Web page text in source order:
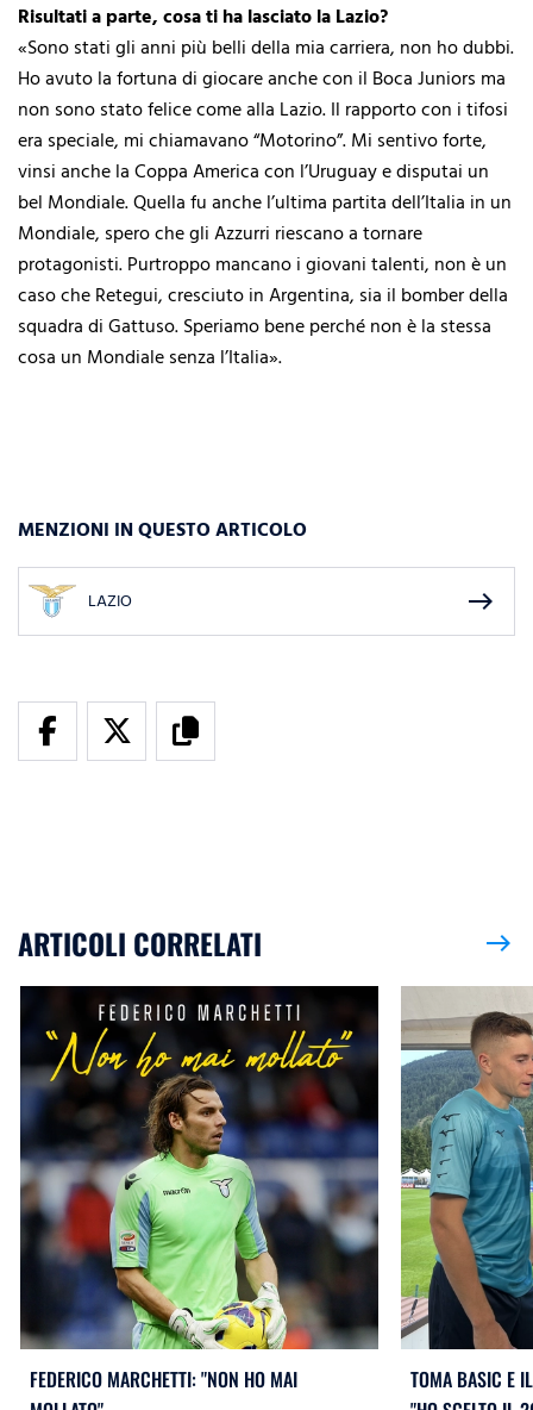
Risultati a parte, cosa ti ha lasciato la Lazio?
«Sono stati gli anni più belli della mia carriera, non ho dubbi.
Ho avuto la fortuna di giocare anche con il Boca Juniors ma
non sono stato felice come alla Lazio. Il rapporto con i tifosi
era speciale, mi chiamavano “Motorino”. Mi sentivo forte,
vinsi anche la Coppa America con l’Uruguay e disputai un
bel Mondiale. Quella fu anche l’ultima partita dell’Italia in un
Mondiale, spero che gli Azzurri riescano a tornare
protagonisti. Purtroppo mancano i giovani talenti, non è un
caso che Retegui, cresciuto in Argentina, sia il bomber della
squadra di Gattuso. Speriamo bene perché non è la stessa
cosa un Mondiale senza l’Italia».
MENZIONI IN QUESTO ARTICOLO
LAZIO east
ARTICOLI CORRELATI east
FEDERICO MARCHETTI: "NON HO MAI
TOMA BASIC E